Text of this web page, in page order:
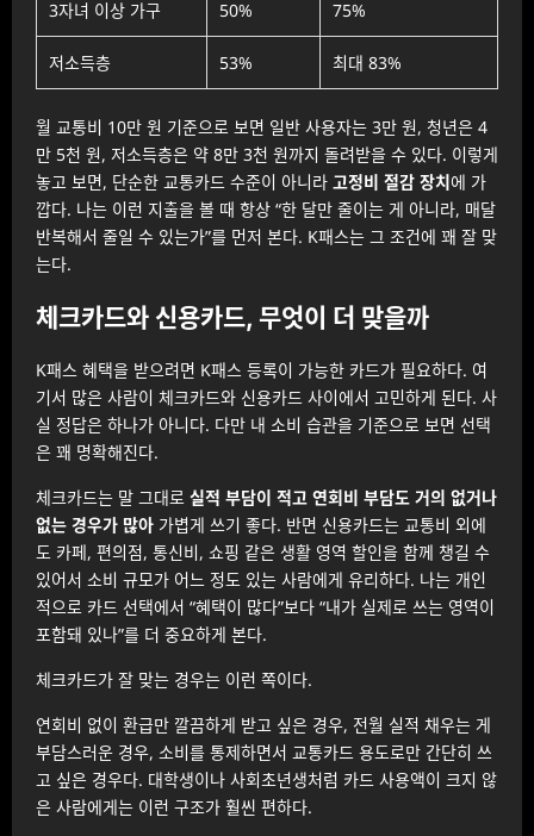
3자녀 이상 가구 50% 75%
저소득층 53% 최대 83%
월 교통비 10만 원 기준으로 보면 일반 사용자는 3만 원, 청년은 4
만 5천 원, 저소득층은 약 8만 3천 원까지 돌려받을 수 있다. 이렇게
놓고 보면, 단순한 교통카드 수준이 아니라 고정비 절감 장치에 가
깝다. 나는 이런 지출을 볼 때 항상 “한 달만 줄이는 게 아니라, 매달
반복해서 줄일 수 있는가”를 먼저 본다. K패스는 그 조건에 꽤 잘 맞
는다.
체크카드와 신용카드, 무엇이 더 맞을까
K패스 혜택을 받으려면 K패스 등록이 가능한 카드가 필요하다. 여
기서 많은 사람이 체크카드와 신용카드 사이에서 고민하게 된다. 사
실 정답은 하나가 아니다. 다만 내 소비 습관을 기준으로 보면 선택
은 꽤 명확해진다.
체크카드는 말 그대로 실적 부담이 적고 연회비 부담도 거의 없거나
없는 경우가 많아 가볍게 쓰기 좋다. 반면 신용카드는 교통비 외에
도 카페, 편의점, 통신비, 쇼핑 같은 생활 영역 할인을 함께 챙길 수
있어서 소비 규모가 어느 정도 있는 사람에게 유리하다. 나는 개인
적으로 카드 선택에서 “혜택이 많다”보다 “내가 실제로 쓰는 영역이
포함돼 있나”를 더 중요하게 본다.
체크카드가 잘 맞는 경우는 이런 쪽이다.
연회비 없이 환급만 깔끔하게 받고 싶은 경우, 전월 실적 채우는 게
부담스러운 경우, 소비를 통제하면서 교통카드 용도로만 간단히 쓰
고 싶은 경우다. 대학생이나 사회초년생처럼 카드 사용액이 크지 않
은 사람에게는 이런 구조가 훨씬 편하다.